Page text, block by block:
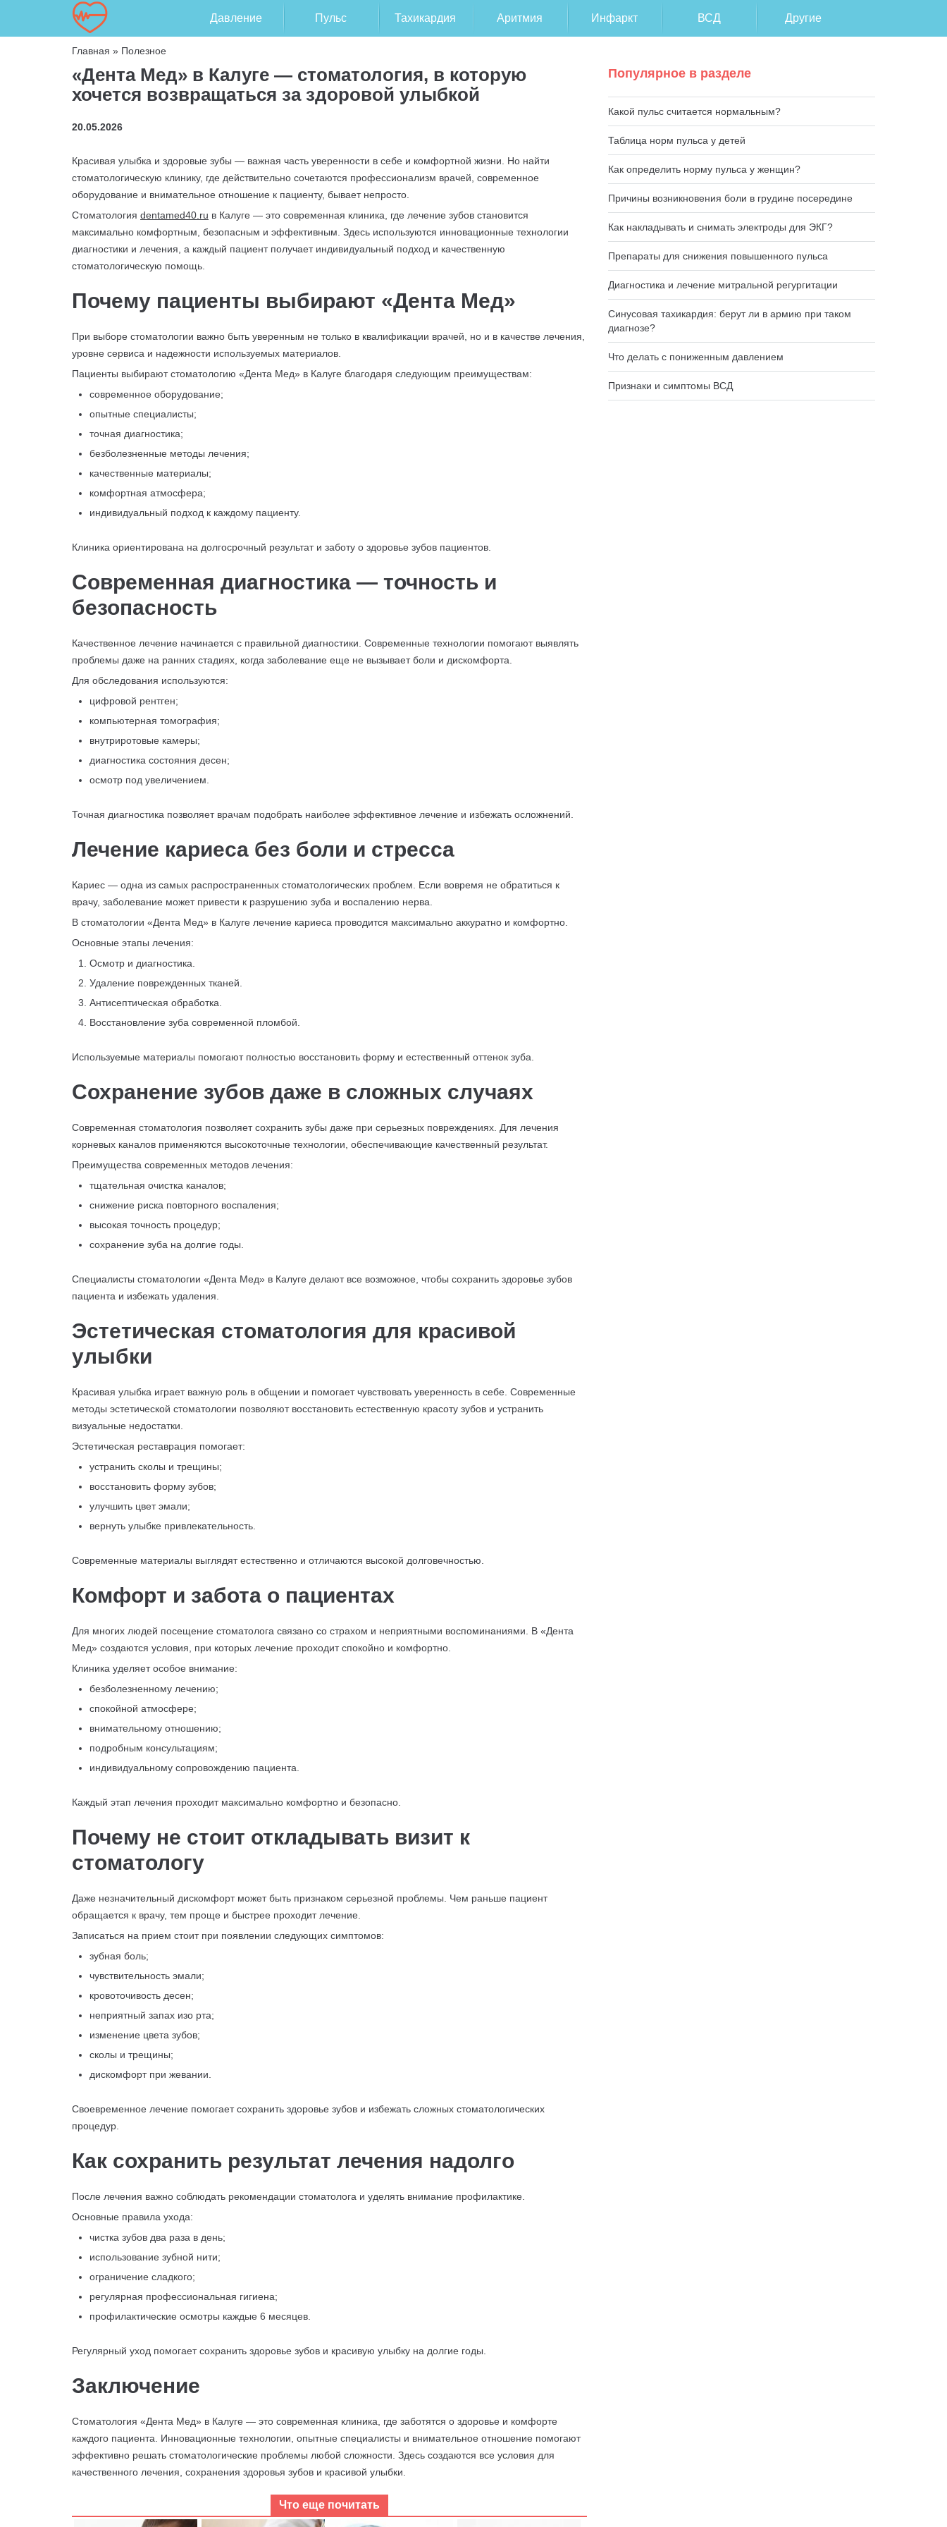
Давление Пульс Тахикардия Аритмия Инфаркт ВСД Другие
Главная » Полезное
«Дента Мед» в Калуге — стоматология, в которую
хочется возвращаться за здоровой улыбкой
20.05.2026
Красивая улыбка и здоровые зубы — важная часть уверенности в себе и комфортной жизни. Но найти
стоматологическую клинику, где действительно сочетаются профессионализм врачей, современное
оборудование и внимательное отношение к пациенту, бывает непросто.
Стоматология dentamed40.ru в Калуге — это современная клиника, где лечение зубов становится
максимально комфортным, безопасным и эффективным. Здесь используются инновационные технологии
диагностики и лечения, а каждый пациент получает индивидуальный подход и качественную
стоматологическую помощь.
Почему пациенты выбирают «Дента Мед»
При выборе стоматологии важно быть уверенным не только в квалификации врачей, но и в качестве лечения,
уровне сервиса и надежности используемых материалов.
Пациенты выбирают стоматологию «Дента Мед» в Калуге благодаря следующим преимуществам:
современное оборудование;
опытные специалисты;
точная диагностика;
безболезненные методы лечения;
качественные материалы;
комфортная атмосфера;
индивидуальный подход к каждому пациенту.
Клиника ориентирована на долгосрочный результат и заботу о здоровье зубов пациентов.
Современная диагностика — точность и
безопасность
Качественное лечение начинается с правильной диагностики. Современные технологии помогают выявлять
проблемы даже на ранних стадиях, когда заболевание еще не вызывает боли и дискомфорта.
Для обследования используются:
цифровой рентген;
компьютерная томография;
внутриротовые камеры;
диагностика состояния десен;
осмотр под увеличением.
Точная диагностика позволяет врачам подобрать наиболее эффективное лечение и избежать осложнений.
Лечение кариеса без боли и стресса
Кариес — одна из самых распространенных стоматологических проблем. Если вовремя не обратиться к
врачу, заболевание может привести к разрушению зуба и воспалению нерва.
В стоматологии «Дента Мед» в Калуге лечение кариеса проводится максимально аккуратно и комфортно.
Основные этапы лечения:
Осмотр и диагностика.
Удаление поврежденных тканей.
Антисептическая обработка.
Восстановление зуба современной пломбой.
Используемые материалы помогают полностью восстановить форму и естественный оттенок зуба.
Сохранение зубов даже в сложных случаях
Современная стоматология позволяет сохранить зубы даже при серьезных повреждениях. Для лечения
корневых каналов применяются высокоточные технологии, обеспечивающие качественный результат.
Преимущества современных методов лечения:
тщательная очистка каналов;
снижение риска повторного воспаления;
высокая точность процедур;
сохранение зуба на долгие годы.
Специалисты стоматологии «Дента Мед» в Калуге делают все возможное, чтобы сохранить здоровье зубов
пациента и избежать удаления.
Эстетическая стоматология для красивой
улыбки
Красивая улыбка играет важную роль в общении и помогает чувствовать уверенность в себе. Современные
методы эстетической стоматологии позволяют восстановить естественную красоту зубов и устранить
визуальные недостатки.
Эстетическая реставрация помогает:
устранить сколы и трещины;
восстановить форму зубов;
улучшить цвет эмали;
вернуть улыбке привлекательность.
Современные материалы выглядят естественно и отличаются высокой долговечностью.
Комфорт и забота о пациентах
Для многих людей посещение стоматолога связано со страхом и неприятными воспоминаниями. В «Дента
Мед» создаются условия, при которых лечение проходит спокойно и комфортно.
Клиника уделяет особое внимание:
безболезненному лечению;
спокойной атмосфере;
внимательному отношению;
подробным консультациям;
индивидуальному сопровождению пациента.
Каждый этап лечения проходит максимально комфортно и безопасно.
Почему не стоит откладывать визит к
стоматологу
Даже незначительный дискомфорт может быть признаком серьезной проблемы. Чем раньше пациент
обращается к врачу, тем проще и быстрее проходит лечение.
Записаться на прием стоит при появлении следующих симптомов:
зубная боль;
чувствительность эмали;
кровоточивость десен;
неприятный запах изо рта;
изменение цвета зубов;
сколы и трещины;
дискомфорт при жевании.
Своевременное лечение помогает сохранить здоровье зубов и избежать сложных стоматологических
процедур.
Как сохранить результат лечения надолго
После лечения важно соблюдать рекомендации стоматолога и уделять внимание профилактике.
Основные правила ухода:
чистка зубов два раза в день;
использование зубной нити;
ограничение сладкого;
регулярная профессиональная гигиена;
профилактические осмотры каждые 6 месяцев.
Регулярный уход помогает сохранить здоровье зубов и красивую улыбку на долгие годы.
Заключение
Стоматология «Дента Мед» в Калуге — это современная клиника, где заботятся о здоровье и комфорте
каждого пациента. Инновационные технологии, опытные специалисты и внимательное отношение помогают
эффективно решать стоматологические проблемы любой сложности. Здесь создаются все условия для
качественного лечения, сохранения здоровья зубов и красивой улыбки.
Что еще почитать
Популярное в разделе
Какой пульс считается нормальным?
Таблица норм пульса у детей
Как определить норму пульса у женщин?
Причины возникновения боли в грудине посередине
Как накладывать и снимать электроды для ЭКГ?
Препараты для снижения повышенного пульса
Диагностика и лечение митральной регургитации
Синусовая тахикардия: берут ли в армию при таком
диагнозе?
Что делать с пониженным давлением
Признаки и симптомы ВСД